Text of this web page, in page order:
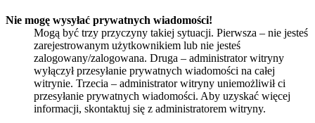
Nie mogę wysyłać prywatnych wiadomości!
Mogą być trzy przyczyny takiej sytuacji. Pierwsza – nie jesteś
zarejestrowanym użytkownikiem lub nie jesteś
zalogowany/zalogowana. Druga – administrator witryny
wyłączył przesyłanie prywatnych wiadomości na całej
witrynie. Trzecia – administrator witryny uniemożliwił ci
przesyłanie prywatnych wiadomości. Aby uzyskać więcej
informacji, skontaktuj się z administratorem witryny.